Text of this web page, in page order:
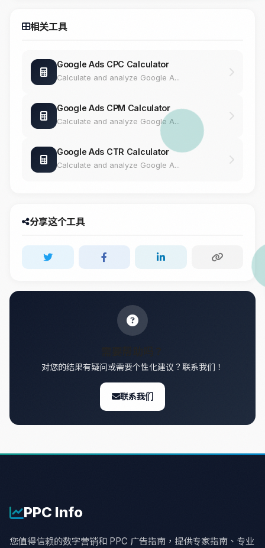
相关工具
Google Ads CPC Calculator
Calculate and analyze Google A...
Google Ads CPM Calculator
Calculate and analyze Google A...
Google Ads CTR Calculator
Calculate and analyze Google A...
分享这个工具
对您的结果有疑问或需要个性化建议？联系我们！
联系我们
PPC Info
您值得信赖的数字营销和 PPC 广告指南，提供专家指南、专业